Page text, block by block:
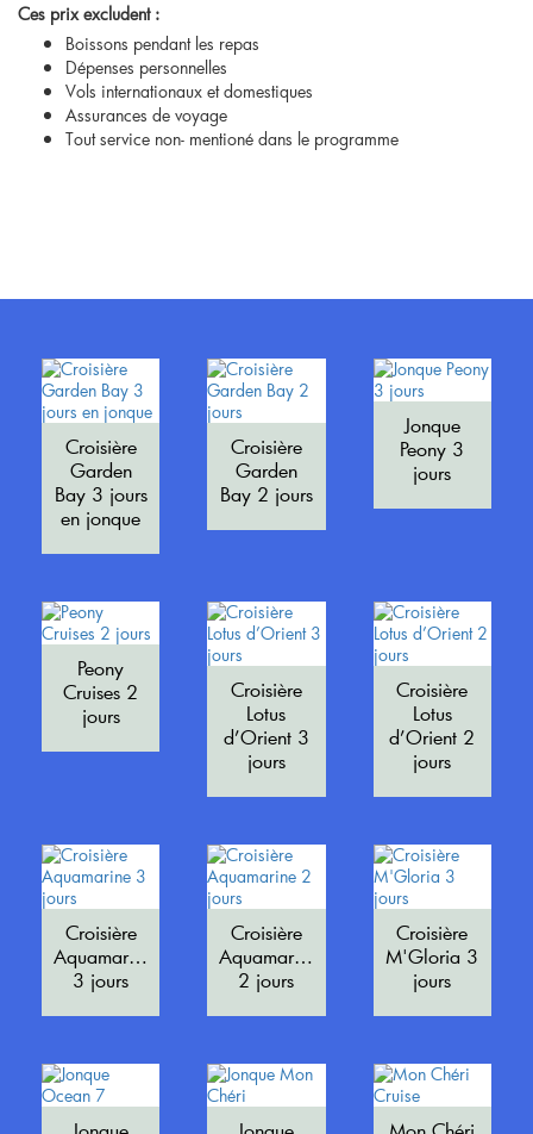
Ces prix excludent :
Boissons pendant les repas
Dépenses personnelles
Vols internationaux et domestiques
Assurances de voyage
Tout service non- mentioné dans le programme
Croisière
Garden
Bay 3 jours
en jonque
Croisière
Garden
Bay 2 jours
Jonque
Peony 3
jours
Peony
Cruises 2
jours
Croisière
Lotus
d’Orient 3
jours
Croisière
Lotus
d’Orient 2
jours
Croisière
Aquamarine
3 jours
Croisière
Aquamarine
2 jours
Croisière
M'Gloria 3
jours